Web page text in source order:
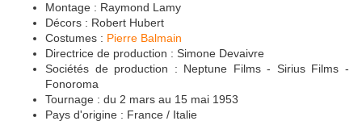
Montage : Raymond Lamy
Décors : Robert Hubert
Costumes : Pierre Balmain
Directrice de production : Simone Devaivre
Sociétés de production : Neptune Films - Sirius Films -
Fonoroma
Tournage : du 2 mars au 15 mai 1953
Pays d'origine : France / Italie